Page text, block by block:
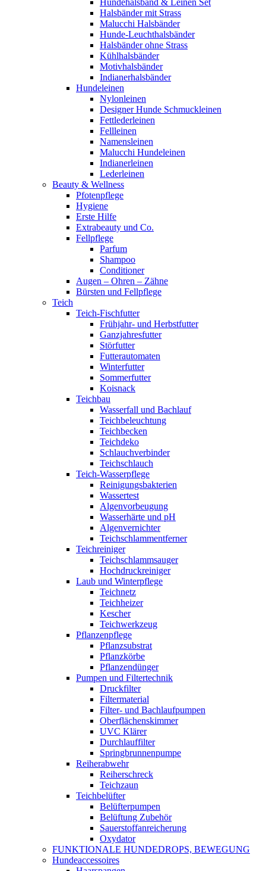
Hundehalsband & Leinen Set
Halsbänder mit Strass
Malucchi Halsbänder
Hunde-Leuchthalsbänder
Halsbänder ohne Strass
Kühlhalsbänder
Motivhalsbänder
Indianerhalsbänder
Hundeleinen
Nylonleinen
Designer Hunde Schmuckleinen
Fettlederleinen
Fellleinen
Namensleinen
Malucchi Hundeleinen
Indianerleinen
Lederleinen
Beauty & Wellness
Pfotenpflege
Hygiene
Erste Hilfe
Extrabeauty und Co.
Fellpflege
Parfum
Shampoo
Conditioner
Augen – Ohren – Zähne
Bürsten und Fellpflege
Teich
Teich-Fischfutter
Frühjahr- und Herbstfutter
Ganzjahresfutter
Störfutter
Futterautomaten
Winterfutter
Sommerfutter
Koisnack
Teichbau
Wasserfall und Bachlauf
Teichbeleuchtung
Teichbecken
Teichdeko
Schlauchverbinder
Teichschlauch
Teich-Wasserpflege
Reinigungsbakterien
Wassertest
Algenvorbeugung
Wasserhärte und pH
Algenvernichter
Teichschlammentferner
Teichreiniger
Teichschlammsauger
Hochdruckreiniger
Laub und Winterpflege
Teichnetz
Teichheizer
Kescher
Teichwerkzeug
Pflanzenpflege
Pflanzsubstrat
Pflanzkörbe
Pflanzendünger
Pumpen und Filtertechnik
Druckfilter
Filtermaterial
Filter- und Bachlaufpumpen
Oberflächenskimmer
UVC Klärer
Durchlauffilter
Springbrunnenpumpe
Reiherabwehr
Reiherschreck
Teichzaun
Teichbelüfter
Belüfterpumpen
Belüftung Zubehör
Sauerstoffanreicherung
Oxydator
FUNKTIONALE HUNDEDROPS, BEWEGUNG
Hundeaccessoires